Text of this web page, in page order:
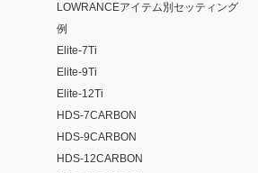
LOWRANCEアイテム別セッティング
例
Elite-7Ti
Elite-9Ti
Elite-12Ti
HDS-7CARBON
HDS-9CARBON
HDS-12CARBON